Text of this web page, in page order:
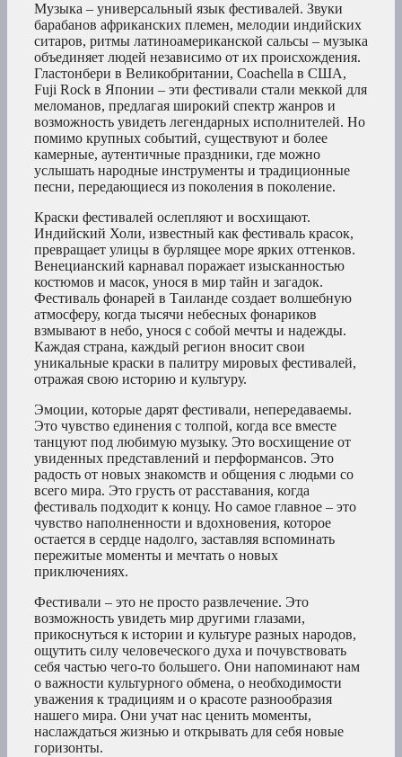
Музыка – универсальный язык фестивалей. Звуки
барабанов африканских племен, мелодии индийских
ситаров, ритмы латиноамериканской сальсы – музыка
объединяет людей независимо от их происхождения.
Гластонбери в Великобритании, Coachella в США,
Fuji Rock в Японии – эти фестивали стали меккой для
меломанов, предлагая широкий спектр жанров и
возможность увидеть легендарных исполнителей. Но
помимо крупных событий, существуют и более
камерные, аутентичные праздники, где можно
услышать народные инструменты и традиционные
песни, передающиеся из поколения в поколение.
Краски фестивалей ослепляют и восхищают.
Индийский Холи, известный как фестиваль красок,
превращает улицы в бурлящее море ярких оттенков.
Венецианский карнавал поражает изысканностью
костюмов и масок, унося в мир тайн и загадок.
Фестиваль фонарей в Таиланде создает волшебную
атмосферу, когда тысячи небесных фонариков
взмывают в небо, унося с собой мечты и надежды.
Каждая страна, каждый регион вносит свои
уникальные краски в палитру мировых фестивалей,
отражая свою историю и культуру.
Эмоции, которые дарят фестивали, непередаваемы.
Это чувство единения с толпой, когда все вместе
танцуют под любимую музыку. Это восхищение от
увиденных представлений и перформансов. Это
радость от новых знакомств и общения с людьми со
всего мира. Это грусть от расставания, когда
фестиваль подходит к концу. Но самое главное – это
чувство наполненности и вдохновения, которое
остается в сердце надолго, заставляя вспоминать
пережитые моменты и мечтать о новых
приключениях.
Фестивали – это не просто развлечение. Это
возможность увидеть мир другими глазами,
прикоснуться к истории и культуре разных народов,
ощутить силу человеческого духа и почувствовать
себя частью чего-то большего. Они напоминают нам
о важности культурного обмена, о необходимости
уважения к традициям и о красоте разнообразия
нашего мира. Они учат нас ценить моменты,
наслаждаться жизнью и открывать для себя новые
горизонты.